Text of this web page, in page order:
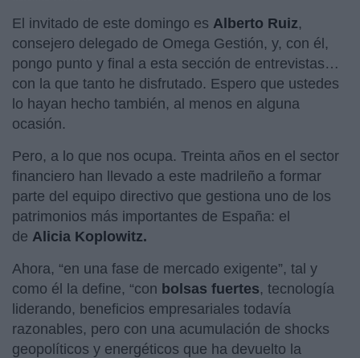
El invitado de este domingo es Alberto Ruiz,
consejero delegado de Omega Gestión, y, con él,
pongo punto y final a esta sección de entrevistas…
con la que tanto he disfrutado. Espero que ustedes
lo hayan hecho también, al menos en alguna
ocasión.
Pero, a lo que nos ocupa. Treinta años en el sector
financiero han llevado a este madrileño a formar
parte del equipo directivo que gestiona uno de los
patrimonios más importantes de España: el
de Alicia Koplowitz.
Ahora, “en una fase de mercado exigente”, tal y
como él la define, “con bolsas fuertes, tecnología
liderando, beneficios empresariales todavía
razonables, pero con una acumulación de shocks
geopolíticos y energéticos que ha devuelto la